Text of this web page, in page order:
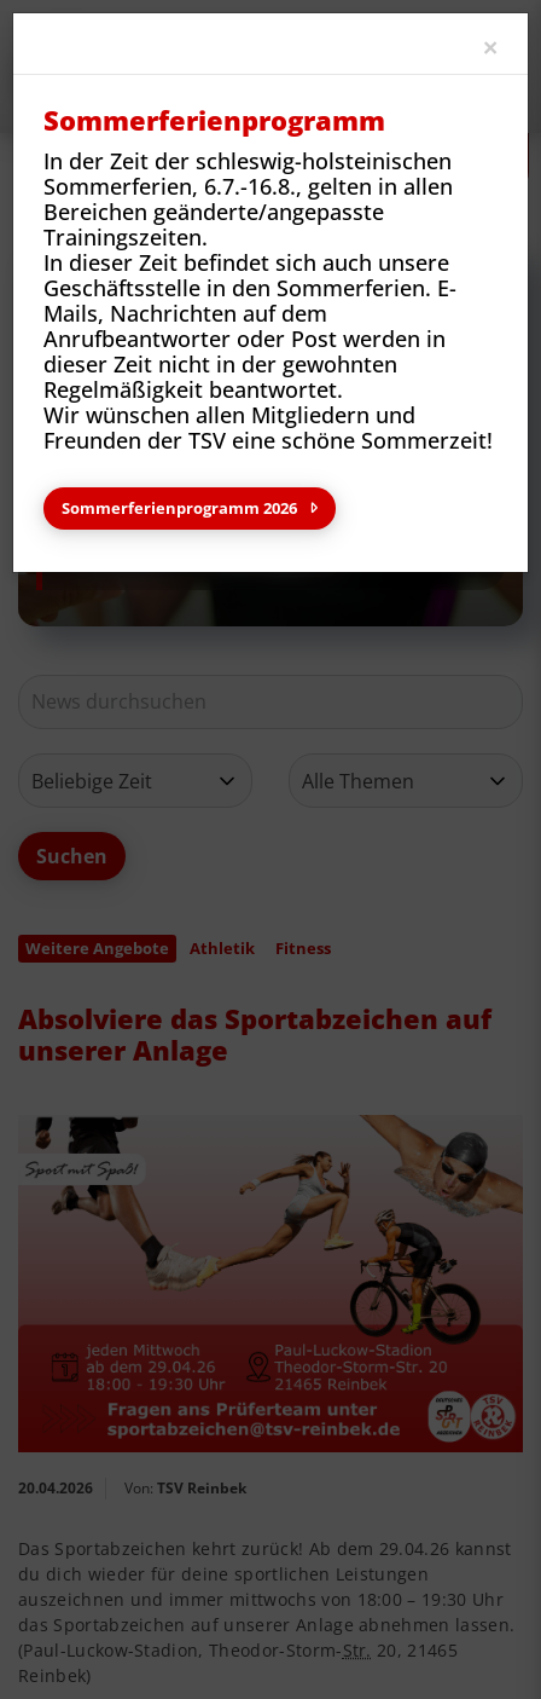
Neues
Vereins-News
Absolviere das Sportabzeichen auf unserer Anlage
Weitere Angebote Athletik Fitness
Absolviere das Sportabzeichen auf
unserer Anlage
20.04.2026 Von: TSV Reinbek
Das Sportabzeichen kehrt zurück! Ab dem 29.04.26 kannst
du dich wieder für deine sportlichen Leistungen
auszeichnen und immer mittwochs von 18:00 – 19:30 Uhr
das Sportabzeichen auf unserer Anlage abnehmen lassen.
(Paul-Luckow-Stadion, Theodor-Storm-Str. 20, 21465
Reinbek)
×
Sommerferienprogramm
In der Zeit der schleswig-holsteinischen
Sommerferien, 6.7.-16.8., gelten in allen
Bereichen geänderte/angepasste
Trainingszeiten.
In dieser Zeit befindet sich auch unsere
Geschäftsstelle in den Sommerferien. E-
Mails, Nachrichten auf dem
Anrufbeantworter oder Post werden in
dieser Zeit nicht in der gewohnten
Regelmäßigkeit beantwortet.
Wir wünschen allen Mitgliedern und
Freunden der TSV eine schöne Sommerzeit!
Sommerferienprogramm 2026